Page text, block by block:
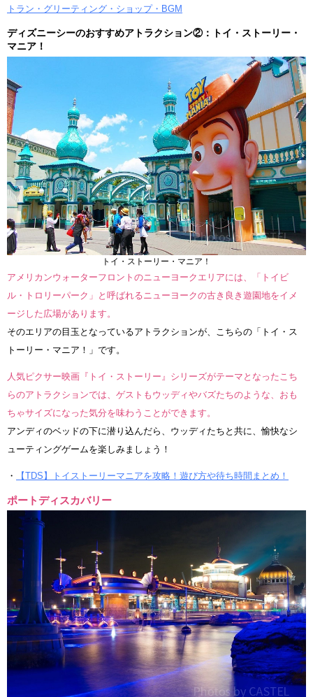
トラン・グリーティング・ショップ・BGM
ディズニーシーのおすすめアトラクション②：トイ・ストーリー・
マニア！
トイ・ストーリー・マニア！
アメリカンウォーターフロントのニューヨークエリアには、「トイビ
ル・トロリーパーク」と呼ばれるニューヨークの古き良き遊園地をイメ
ージした広場があります。
そのエリアの目玉となっているアトラクションが、こちらの「トイ・ス
トーリー・マニア！」です。
人気ピクサー映画『トイ・ストーリー』シリーズがテーマとなったこち
らのアトラクションでは、ゲストもウッディやバズたちのような、おも
ちゃサイズになった気分を味わうことができます。
アンディのベッドの下に潜り込んだら、ウッディたちと共に、愉快なシ
ューティングゲームを楽しみましょう！
・ 【TDS】トイストーリーマニアを攻略！遊び方や待ち時間まとめ！
ポートディスカバリー